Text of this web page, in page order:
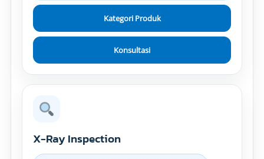
Kategori Produk
Konsultasi
X-Ray Inspection